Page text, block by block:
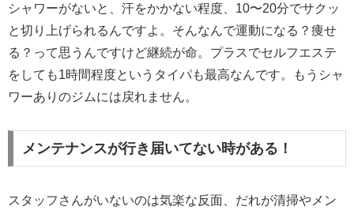
シャワーがないと、汗をかかない程度、10〜20分でサクッ
と切り上げられるんですよ。そんなんで運動になる？痩せ
る？って思うんですけど継続が命。プラスでセルフエステ
をしても1時間程度というタイパも最高なんです。もうシャ
ワーありのジムには戻れません。
メンテナンスが行き届いてない時がある！
スタッフさんがいないのは気楽な反面、だれが清掃やメン